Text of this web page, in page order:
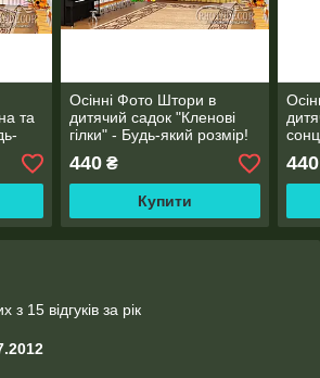
та
Осінні Фото Штори в
дитячий садок "Кленові
гілки" - Будь-який розмір!
440₴
Купити
440
з 15 відгуків за рік